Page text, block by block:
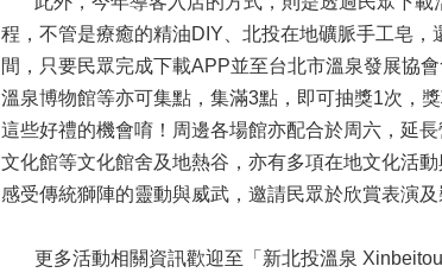
程，不管是療癒的精油DIY、北投在地礦脈手工皂
間，只要民眾完成下載APP並至台北市溫泉發展協
溫泉博物館等亦可集點，集滿3點，即可抽獎1次，
這些好禮的機會唷！周邊各場館亦配合於周六，延
文化館等文化館舍及地熱谷，亦有多項在地文化活
感受傳統獅陣的靈動與威武，邀請民眾於欣賞表演及
更多活動相關資訊歡迎至「新北投溫泉 Xinbeitou